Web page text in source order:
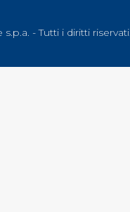
- Tutti i diritti